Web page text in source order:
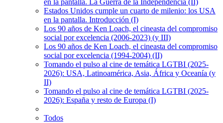
en la pantalla. La Guerra de la Independencia (II)
Estados Unidos cumple un cuarto de milenio: los USA
en la pantalla. Introducción (I)
Los 90 años de Ken Loach, el cineasta del compromiso
social por excelencia (2006-2023) (y III)
Los 90 años de Ken Loach, el cineasta del compromiso
social por excelencia (1994-2004) (II)
Tomando el pulso al cine de temática LGTBI (2025-
2026): USA, Latinoamérica, Asia, África y Oceanía (y
II)
Tomando el pulso al cine de temática LGTBI (2025-
2026): España y resto de Europa (I)
Todos